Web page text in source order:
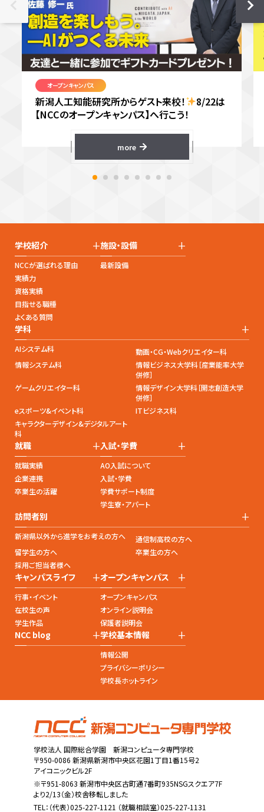
オープンキャンパス
新潟人工知能研究所からゲスト来校！
8/22は
【NCCのオープンキャンパス】へ行こう！
more
学校紹介 +
NCCが選ばれる理由
実績力
資格実績
目指せる職種
よくある質問
施設・設備 +
最新設備
学科 +
AIシステム科
動画・CG・Webクリエイター科
情報システム科
情報ビジネス大学科［産業能率大学
併修］
ゲームクリエイター科
情報デザイン大学科［開志創造大学
併修］
eスポーツ&イベント科
ITビジネス科
キャラクターデザイン&デジタルアート
科
就職 +
就職実績
企業連携
卒業生の活躍
入試・学費 +
AO入試について
入試・学費
学費サポート制度
学生寮・アパート
訪問者別 +
新潟県以外から進学をお考えの方へ
通信制高校の方へ
留学生の方へ
卒業生の方へ
採用ご担当者様へ
キャンパスライフ +
行事・イベント
在校生の声
学生作品
オープンキャンパス +
オープンキャンパス
オンライン説明会
保護者説明会
NCC blog +学校基本情報 +
情報公開
プライバシーポリシー
学校長ホットライン
学校法人 国際総合学園 新潟コンピュータ専門学校
〒950-0086 新潟県新潟市中央区花園1丁目1番15号2
アイコニックビル2F
※〒951-8063 新潟市中央区古町通7番町935NSGスクエア7F
より2/13（金）校舎移転しました
TEL： （代表）025-227-1121 （就職相談室）025-227-1131